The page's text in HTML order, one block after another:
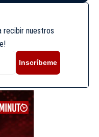
recibir nuestros
Inscríbeme